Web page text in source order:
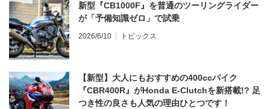
新型『CB1000F』を普通のツーリングライダー
が「予備知識ゼロ」で試乗
2026/6/10 トピックス
【新型】大人にもおすすめの400ccバイク
『CBR400R』がHonda E-Clutchを新搭載!? 足
つき性の良さも人気の理由ひとつです！